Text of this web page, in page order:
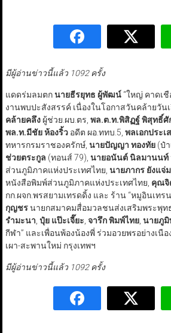
มีผู้อ่านข่าวนี้แล้ว 1092 ครั้ง
แดดร่มลมตกนายธีรยุทธ ผู้พัฒน์“ใหญ่ คาดเชื
งานพบปะสังสรรค์ เนื่องในโอกาสวันคล้ายวัน
คล้ายคลึงผู้ช่วย.ผบ.ตร, พล.ต.ท.พิสิฏฐ์ พิสุทธิ์ศั
พล.ท.มีชัย ห้องริ้วอดีต ผอ.ททบ.5, พลเอกประเ
ทหารกรมราชองครักษ์, นายปัญญา ทองทัย(ป๋า
ช่วยตระกูล (ทอนส์ 79), นายอนันต์ นิลมานนท์
ส่วนภูมิภาคแห่งประเทศไทย, นายภากร ยังแจ่ม
หนังสือพิมพ์ส่วนภูมิภาคแห่งประเทศไทย, คุณจิ
กก.ผจก.พรสยามเทรดดิ้ง และ ร้าน “หมูอินเทรน
กุญชรนายกสมาคมสื่อมวลชนส่งเสริมพระพุท
รำมะนา, ปุ๋ย แป๊ะเจี๊ยะ, จารึก พิมพ์ไทย, นายภู
กีฬา” และเพื่อนพ้องน้องพี่ ร่วมอวยพรอย่างเนื
เผา-สะพานใหม่ กรุงเทพฯ
มีผู้อ่านข่าวนี้แล้ว 1092 ครั้ง